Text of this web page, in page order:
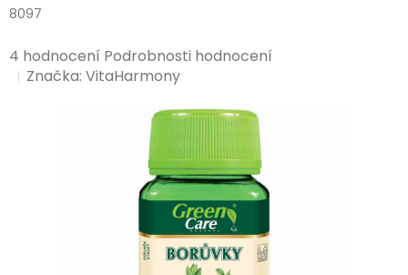
8097
Průměrné
hodnocení
4 hodnocení Podrobnosti hodnocení
Značka:VitaHarmony